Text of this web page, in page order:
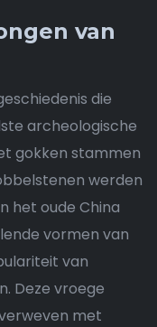
van
die
archeologische
gokken stammen
werden
het oude China
vormen van
van
Deze vroege
met